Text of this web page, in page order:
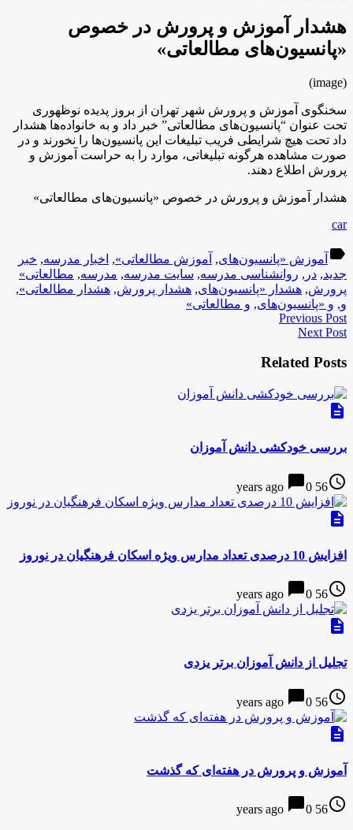
هشدار آموزش و پرورش در خصوص
«پانسیون‌های مطالعاتی»
(image)
سخنگوی آموزش و پرورش شهر تهران از بروز پدیده نوظهوری
تحت عنوان “پانسیون‌های مطالعاتی” خبر داد و به خانواده‌ها هشدار
داد تحت هیچ شرایطی فریب تبلیغات این پانسیون‌ها را نخورند و در
صورت مشاهده هرگونه تبلیغاتی، موارد را به حراست آموزش و
پرورش اطلاع دهند.
هشدار آموزش و پرورش در خصوص «پانسیون‌های مطالعاتی»
car
label آموزش «پانسیون‌های, آموزش مطالعاتی», اخبار مدرسه, خبر
جدید, در , روانشناسی مدرسه, سایت مدرسه, مدرسه, مطالعاتی»
پرورش, هشدار «پانسیون‌های, هشدار پرورش, هشدار مطالعاتی»,
و, و «پانسیون‌های, و مطالعاتی»
Previous Post
Next Post
Related Posts
description
بررسی خودکشی دانش آموزان
access_time
56 years ago
chat_bubble0
description
افزایش 10 درصدی تعداد مدارس ویژه‌ اسکان فرهنگیان در نوروز
access_time
56 years ago
chat_bubble0
description
تجلیل از دانش آموزان برتر یزدی
access_time
56 years ago
chat_bubble0
description
آموزش و پرورش در هفته‌ای که گذشت
access_time
56 years ago
chat_bubble0